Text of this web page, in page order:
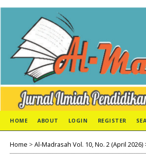
HOME ABOUT LOGIN REGISTER
Home > Al-Madrasah Vol. 10, No. 2 (April 2026)